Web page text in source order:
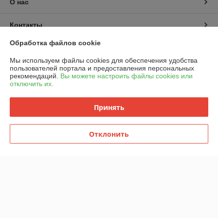
О нас
Контакты
Доставка и оплата
График работы
Политика обработки cookies
Сайт создан на платформе Deal.by
Обработка файлов cookie
Мы используем файлы cookies для обеспечения удобства
пользователей портала и предоставления персональных
рекомендаций. Вы можете настроить файлы cookies или
отключить их.
Принять
Отклонить